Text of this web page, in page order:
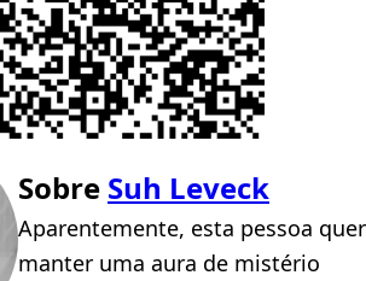
Sobre Suh Leveck
Aparentemente, esta pessoa quer
manter uma aura de mistério